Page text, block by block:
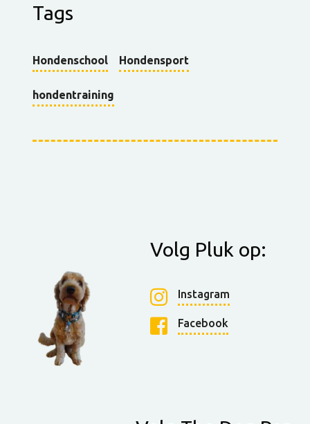
Tags
Hondenschool Hondensport
hondentraining
Volg Pluk op:
Instagram
Facebook